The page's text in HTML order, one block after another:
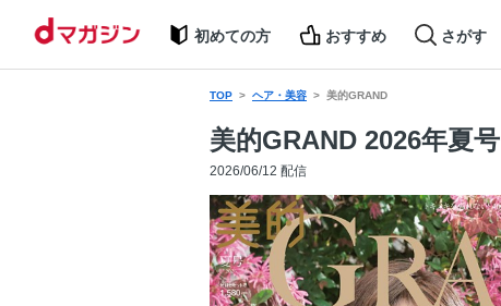
初めての方 おすすめ さがす
TOP ヘア・美容 美的GRAND
美的GRAND 2026年夏号
2026/06/12 配信